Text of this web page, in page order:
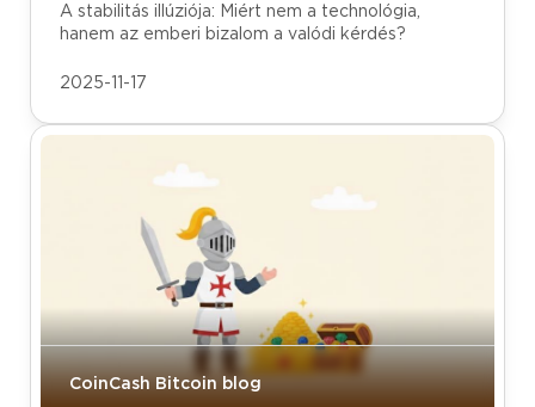
A stabilitás illúziója: Miért nem a technológia,
hanem az emberi bizalom a valódi kérdés?
2025-11-17
CoinCash Bitcoin blog